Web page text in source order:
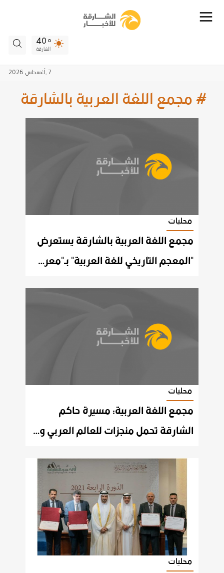
40
الشارقة
7 , أغسطس 2026
# مجمع اللغة العربية بالشارقة
محليات
مجمع اللغة العربية بالشارقة يستعرض
"المعجم التاريخي للغة العربية" بـ"معرض القاهرة للكتاب"
محليات
مجمع اللغة العربية: مسيرة حاكم
الشارقة تحمل منجزات للعالم العربي والإسلامي
محليات